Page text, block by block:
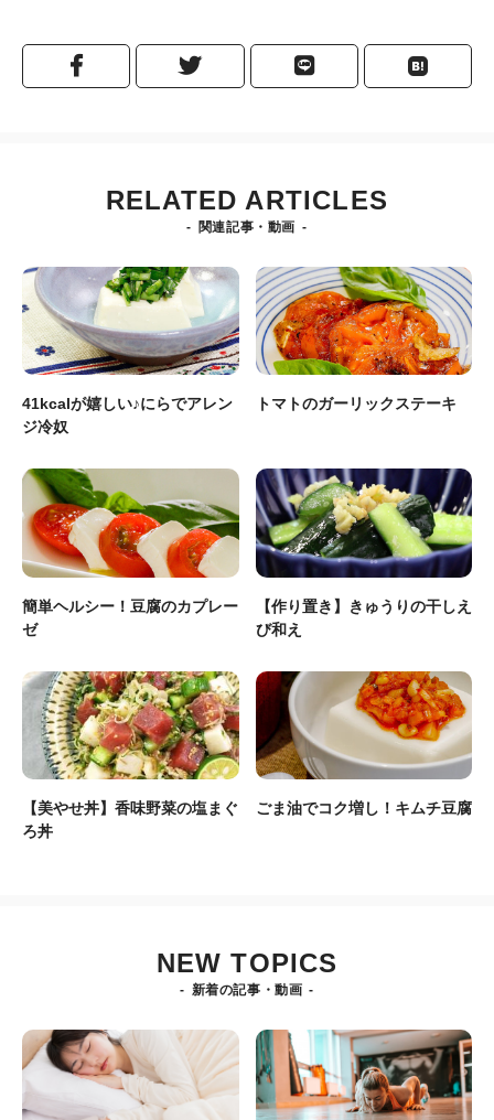
RELATED ARTICLES
関連記事・動画
41kcalが嬉しい♪にらでアレン
ジ冷奴
トマトのガーリックステーキ
簡単ヘルシー！豆腐のカプレー
ゼ
【作り置き】きゅうりの干しえ
び和え
【美やせ丼】香味野菜の塩まぐ
ろ丼
ごま油でコク増し！キムチ豆腐
NEW TOPICS
新着の記事・動画